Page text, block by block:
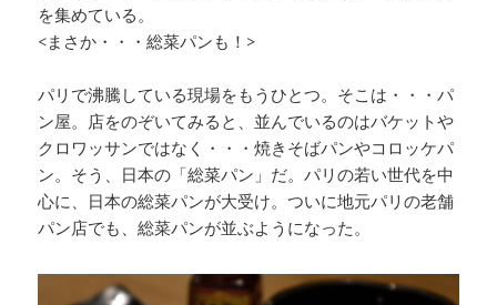
を集めている。
<まさか・・・総菜パンも！>
パリで沸騰している現場をもうひとつ。そこは・・・パ
ン屋。店をのぞいてみると、並んでいるのはバケットや
クロワッサンではなく・・・焼きそばパンやコロッケパ
ン。そう、日本の「総菜パン」だ。パリの若い世代を中
心に、日本の総菜パンが大受け。ついに地元パリの老舗
パン店でも、総菜パンが並ぶようになった。